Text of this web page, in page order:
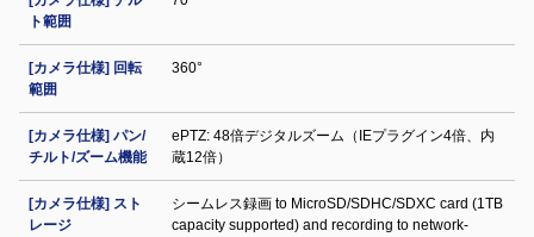
ト範囲
[カメラ仕様] 回転
範囲
360°
[カメラ仕様] パン/
チルト/ズーム機能
ePTZ: 48倍デジタルズーム（IEプラグイン4倍、内
蔵12倍）
[カメラ仕様] スト
レージ
シームレス録画 to MicroSD/SDHC/SDXC card (1TB
capacity supported) and recording to network-